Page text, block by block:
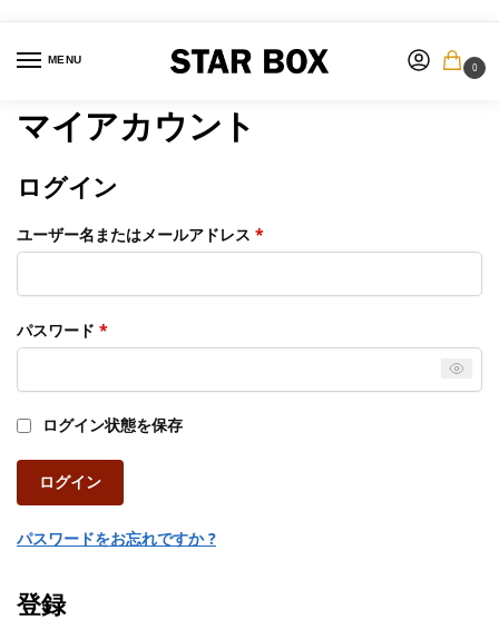
MENU
0
マイアカウント
ログイン
ユーザー名またはメールアドレス *
パスワード *
ログイン状態を保存
ログイン
パスワードをお忘れですか ?
登録